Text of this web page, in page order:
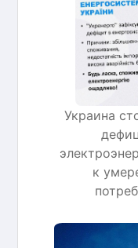
Украина
к